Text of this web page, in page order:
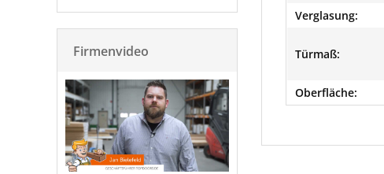
Firmenvideo
Verglasung:
Türmaß:
Oberfläche: